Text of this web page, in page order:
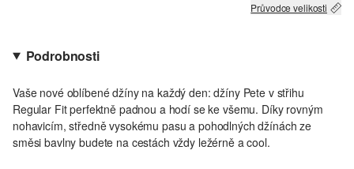
Průvodce velikosti
Podrobnosti
Vaše nové oblíbené džíny na každý den: džíny Pete v střihu
Regular Fit perfektně padnou a hodí se ke všemu. Díky rovným
nohavicím, středně vysokému pasu a pohodlných džínách ze
směsi bavlny budete na cestách vždy ležérně a cool.